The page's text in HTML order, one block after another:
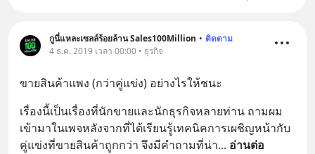
กูนี่แหละเซลล์ร้อยล้าน Sales100Million • ติดตาม
4 ธ.ค. 2019 เวลา 00:00 • ธุรกิจ
ขายสินค้าแพง (กว่าคู่แข่ง) อย่างไรให้ชนะ
เรื่องนี้เป็นเรื่องที่นักขายและนักธุรกิจหลายท่าน ถามผม
เข้ามาในเพจหลังจากที่ได้เรียนรู้เทคนิคการเผชิญหน้ากับ
คู่แข่งที่ขายสินค้าถูกกว่า จึงมีคำถามที่น่า... อ่านต่อ